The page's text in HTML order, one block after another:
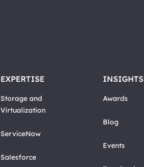
EXPERTISE
Storage and
Virtualization
ServiceNow
Salesforce
INSIGHTS
Awards
Blog
Events